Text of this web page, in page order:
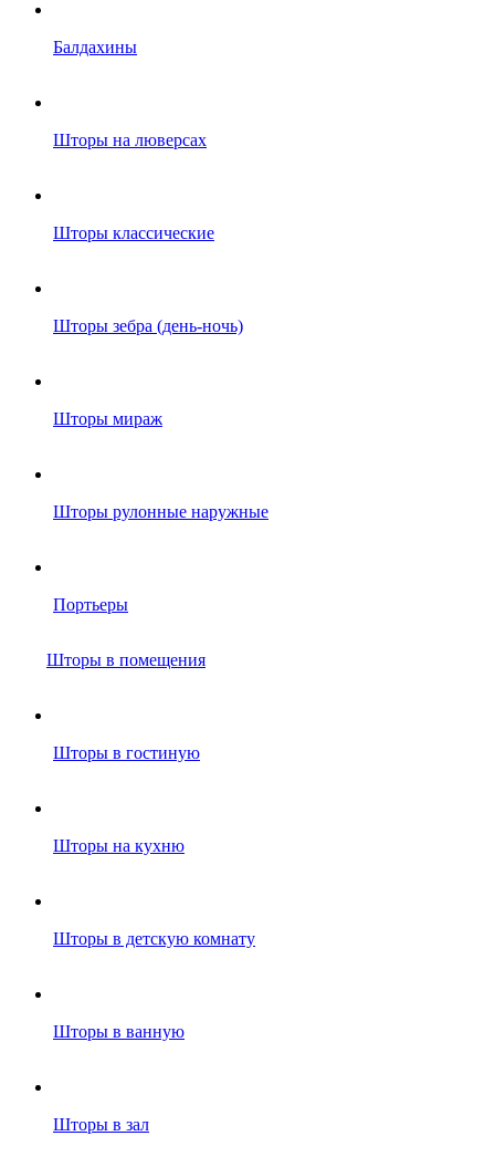
Балдахины
Шторы на люверсах
Шторы классические
Шторы зебра (день-ночь)
Шторы мираж
Шторы рулонные наружные
Портьеры
Шторы в помещения
Шторы в гостиную
Шторы на кухню
Шторы в детскую комнату
Шторы в ванную
Шторы в зал